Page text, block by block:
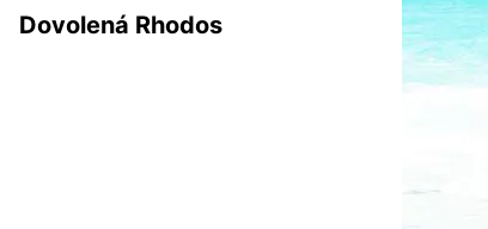
Dovolená Rhodos